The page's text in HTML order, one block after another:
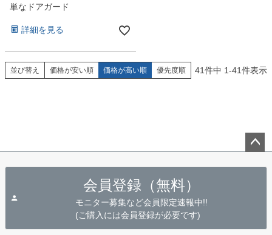
単なドアガード
詳細を見る
並び替え 価格が安い順 価格が高い順 優先度順 41件中 1-41件表示
会員登録（無料）
モニター募集など会員限定速報中!!
(ご購入には会員登録が必要です)